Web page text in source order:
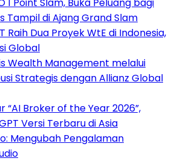
Tampil di Ajang Grand Slam
Raih Dua Proyek WtE di Indonesia,
Global
Wealth Management melalui
Strategis dengan Allianz Global
“AI Broker of the Year 2026”,
Versi Terbaru di Asia
Mengubah Pengalaman